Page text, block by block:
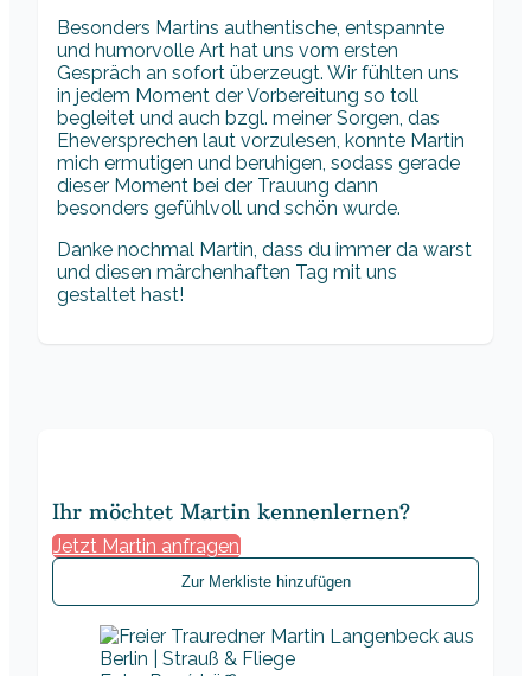
Besonders Martins authentische, entspannte
und humorvolle Art hat uns vom ersten
Gespräch an sofort überzeugt. Wir fühlten uns
in jedem Moment der Vorbereitung so toll
begleitet und auch bzgl. meiner Sorgen, das
Eheversprechen laut vorzulesen, konnte Martin
mich ermutigen und beruhigen, sodass gerade
dieser Moment bei der Trauung dann
besonders gefühlvoll und schön wurde.
Danke nochmal Martin, dass du immer da warst
und diesen märchenhaften Tag mit uns
gestaltet hast!
Ihr möchtet Martin kennenlernen?
Jetzt Martin anfragen
Zur Merkliste hinzufügen